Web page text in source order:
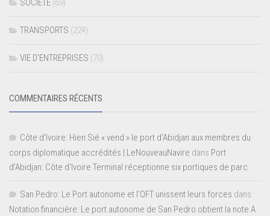
SOCIETE (69)
TRANSPORTS (224)
VIE D’ENTREPRISES (70)
COMMENTAIRES RÉCENTS
Côte d'Ivoire: Hien Sié « vend » le port d'Abidjan aux membres du
corps diplomatique accrédités | LeNouveauNavire dans Port
d’Abidjan: Côte d’Ivoire Terminal réceptionne six portiques de parc
San Pedro: Le Port autonome et l’OFT unissent leurs forces dans
Notation financière: Le port autonome de San Pedro obtient la note A